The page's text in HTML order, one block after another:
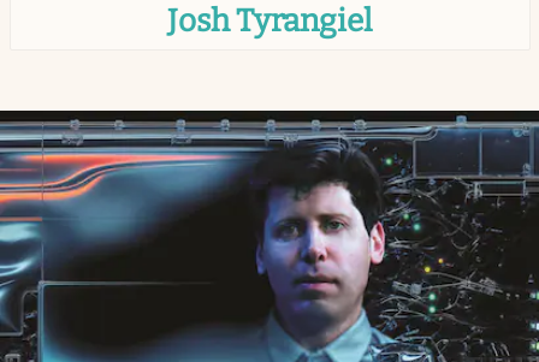
Mundial 2026
Eventos Corporativos
El Cronista Studio
Mediakit
abre en nueva pestaña
Argentina
Josh Tyrangiel